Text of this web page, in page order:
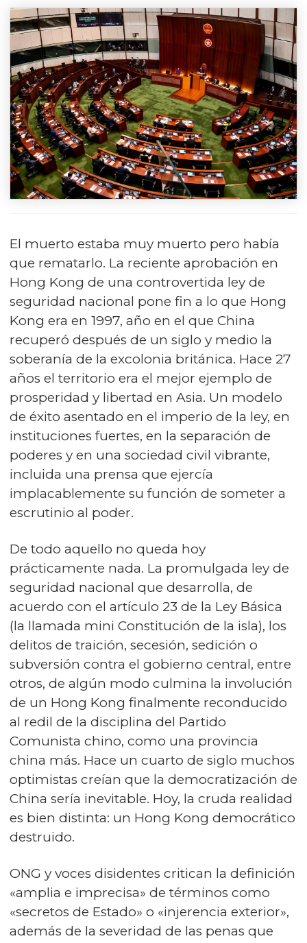
El muerto estaba muy muerto pero había
que rematarlo. La reciente aprobación en
Hong Kong de una controvertida ley de
seguridad nacional pone fin a lo que Hong
Kong era en 1997, año en el que China
recuperó después de un siglo y medio la
soberanía de la excolonia británica. Hace 27
años el territorio era el mejor ejemplo de
prosperidad y libertad en Asia. Un modelo
de éxito asentado en el imperio de la ley, en
instituciones fuertes, en la separación de
poderes y en una sociedad civil vibrante,
incluida una prensa que ejercía
implacablemente su función de someter a
escrutinio al poder.
De todo aquello no queda hoy
prácticamente nada. La promulgada ley de
seguridad nacional que desarrolla, de
acuerdo con el artículo 23 de la Ley Básica
(la llamada mini Constitución de la isla), los
delitos de traición, secesión, sedición o
subversión contra el gobierno central, entre
otros, de algún modo culmina la involución
de un Hong Kong finalmente reconducido
al redil de la disciplina del Partido
Comunista chino, como una provincia
china más. Hace un cuarto de siglo muchos
optimistas creían que la democratización de
China sería inevitable. Hoy, la cruda realidad
es bien distinta: un Hong Kong democrático
destruido.
ONG y voces disidentes critican la definición
«amplia e imprecisa» de términos como
«secretos de Estado» o «injerencia exterior»,
además de la severidad de las penas que